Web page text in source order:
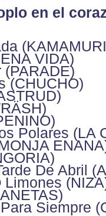
en el
VIDA)
(CHUCHO)
Polares (LA
De Abril
Limones
Siempre